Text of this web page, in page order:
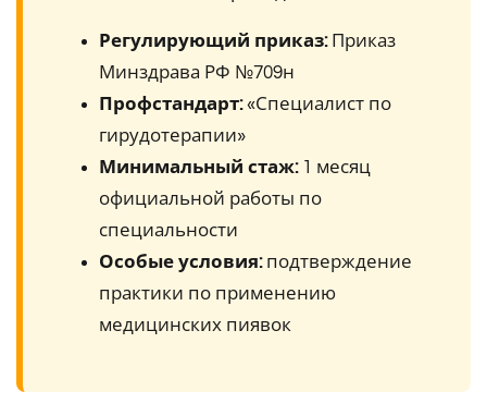
Регулирующий приказ:Приказ
Минздрава РФ №709н
Профстандарт:«Специалист по
гирудотерапии»
Минимальный стаж:1 месяц
официальной работы по
специальности
Особые условия:подтверждение
практики по применению
медицинских пиявок